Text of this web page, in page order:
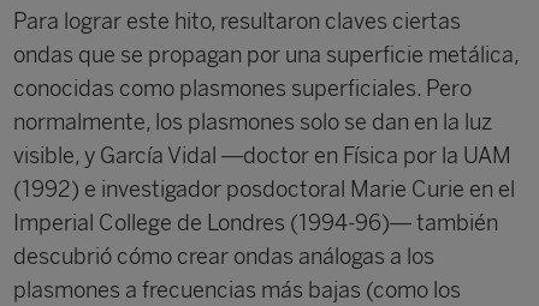
Para lograr este hito, resultaron claves ciertas
ondas que se propagan por una superficie metálica,
conocidas como plasmones superficiales. Pero
normalmente, los plasmones solo se dan en la luz
visible, y García Vidal —doctor en Física por la UAM
(1992) e investigador posdoctoral Marie Curie en el
Imperial College de Londres (1994-96)— también
descubrió cómo crear ondas análogas a los
plasmones a frecuencias más bajas (como los